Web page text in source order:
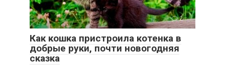
2
Как кошка пристроила котенка в
добрые руки, почти новогодняя
сказка